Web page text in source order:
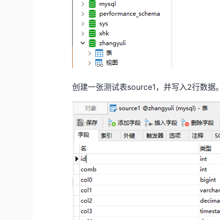
创建一张测试表source1，并写入2行数据